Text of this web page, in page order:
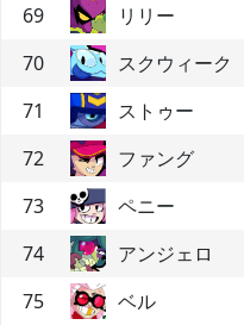
69
リリー
70
スクウィーク
71
ストゥー
72
ファング
73
ペニー
74
アンジェロ
75
ベル